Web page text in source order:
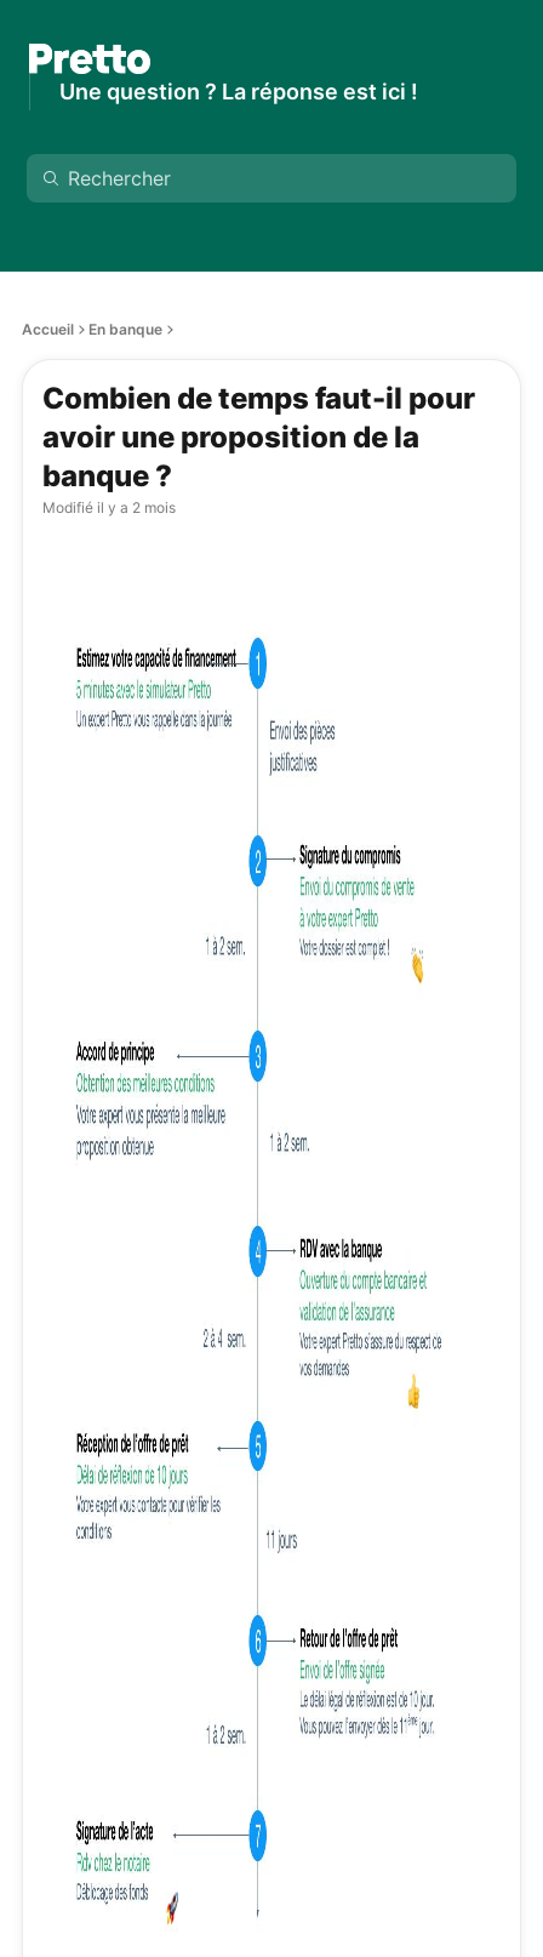
Une question ? La réponse est ici !
Accueil En banque
Combien de temps faut-il pour
avoir une proposition de la
banque ?
Modifié il y a 2 mois